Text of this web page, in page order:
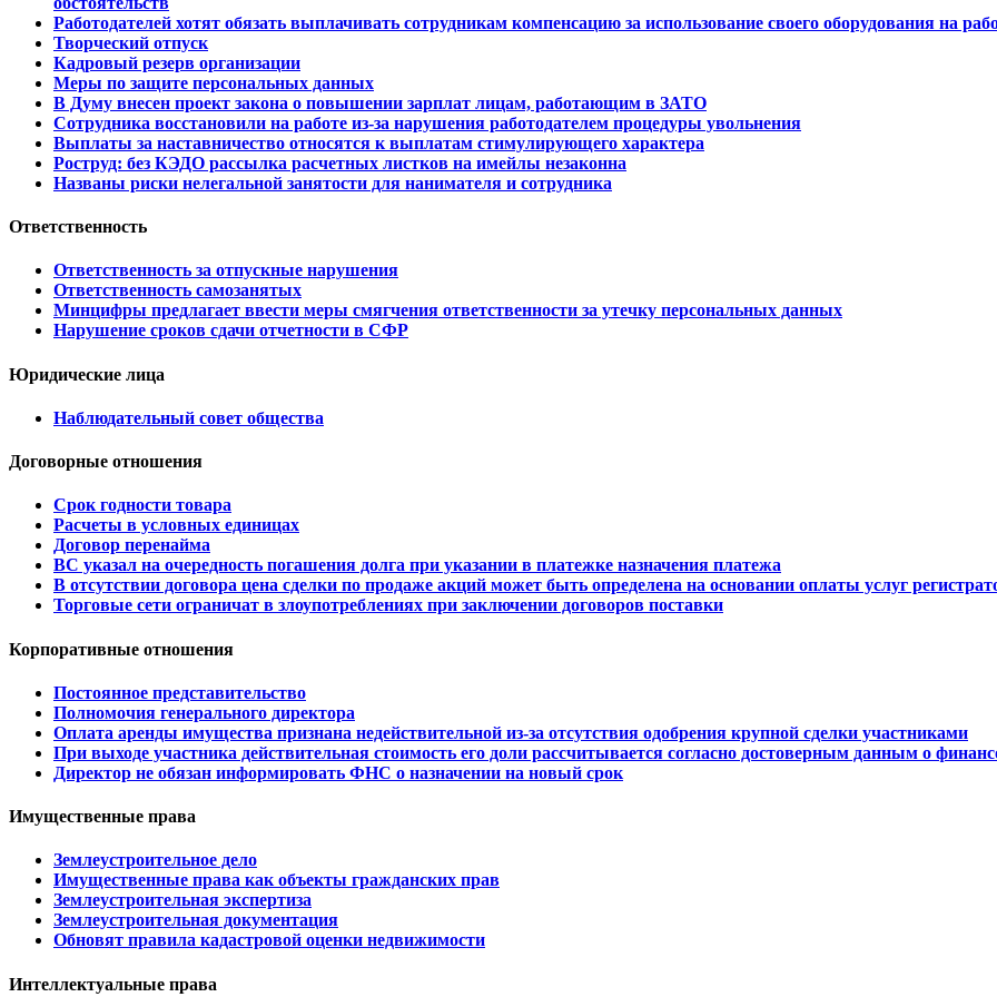
Работодателей хотят обязать выплачивать сотрудникам компенсацию за использование своего оборудования на
Творческий отпуск
Кадровый резерв организации
Меры по защите персональных данных
В Думу внесен проект закона о повышении зарплат лицам, работающим в ЗАТО
Сотрудника восстановили на работе из-за нарушения работодателем процедуры увольнения
Выплаты за наставничество относятся к выплатам стимулирующего характера
Роструд: без КЭДО рассылка расчетных листков на имейлы незаконна
Названы риски нелегальной занятости для нанимателя и сотрудника
Ответственность
Ответственность за отпускные нарушения
Ответственность самозанятых
Минцифры предлагает ввести меры смягчения ответственности за утечку персональных данных
Нарушение сроков сдачи отчетности в СФР
Юридические лица
Наблюдательный совет общества
Договорные отношения
Срок годности товара
Расчеты в условных единицах
Договор перенайма
ВС указал на очередность погашения долга при указании в платежке назначения платежа
В отсутствии договора цена сделки по продаже акций может быть определена на основании оплаты услуг
Торговые сети ограничат в злоупотреблениях при заключении договоров поставки
Корпоративные отношения
Постоянное представительство
Полномочия генерального директора
Оплата аренды имущества признана недействительной из-за отсутствия одобрения крупной сделки участниками
При выходе участника действительная стоимость его доли рассчитывается согласно достоверным данным о
Директор не обязан информировать ФНС о назначении на новый срок
Имущественные права
Землеустроительное дело
Имущественные права как объекты гражданских прав
Землеустроительная экспертиза
Землеустроительная документация
Обновят правила кадастровой оценки недвижимости
Интеллектуальные права